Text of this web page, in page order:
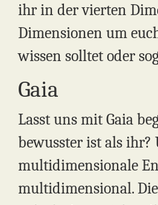
ihr in der vierten
Dimensionen um
wissen solltet oder
Gaia
Lasst uns mit Gaia
bewusster ist als
multidimensionale
multidimensional.